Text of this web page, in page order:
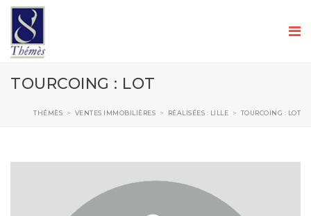
TOURCOING : LOT
THÉMÈS > VENTES IMMOBILIÈRES > RÉALISÉES : LILLE > TOURCOING : LOT